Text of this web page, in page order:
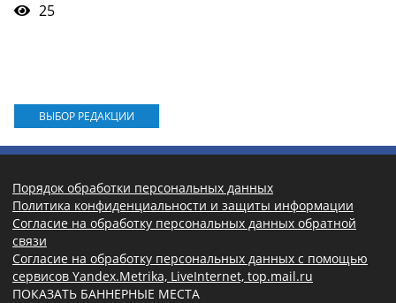
25
ВЫБОР РЕДАКЦИИ
Порядок обработки персональных данных
Политика конфиденциальности и защиты информации
Согласие на обработку персональных данных обратной
связи
Согласие на обработку персональных данных с помощью
сервисов Yandex.Metrika, LiveInternet, top.mail.ru
ПОКАЗАТЬ БАННЕРНЫЕ МЕСТА